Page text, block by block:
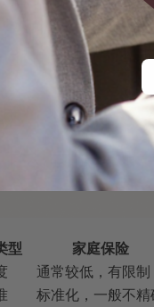
型 家庭保险
通常较低，有限制
标准化，一般不精